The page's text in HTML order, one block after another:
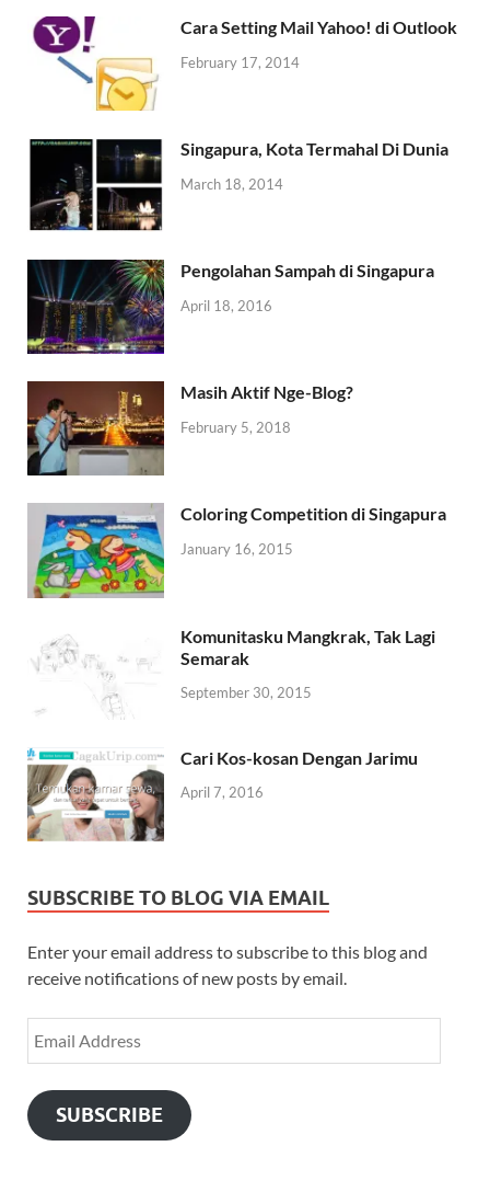
Cara Setting Mail Yahoo! di Outlook
February 17, 2014
Singapura, Kota Termahal Di Dunia
March 18, 2014
Pengolahan Sampah di Singapura
April 18, 2016
Masih Aktif Nge-Blog?
February 5, 2018
Coloring Competition di Singapura
January 16, 2015
Komunitasku Mangkrak, Tak Lagi
Semarak
September 30, 2015
Cari Kos-kosan Dengan Jarimu
April 7, 2016
SUBSCRIBE TO BLOG VIA EMAIL
Enter your email address to subscribe to this blog and
receive notifications of new posts by email.
SUBSCRIBE